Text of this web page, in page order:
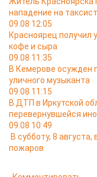
нападение на
09.08 12:05
Красноярец получил
кофе и сыра
09.08 11:35
В Кемерове осужден
уличного музыканта
09.08 11:15
В ДТП в Иркутской
перевернувшейся
09.08 10:49
В субботу, 8
пожаров